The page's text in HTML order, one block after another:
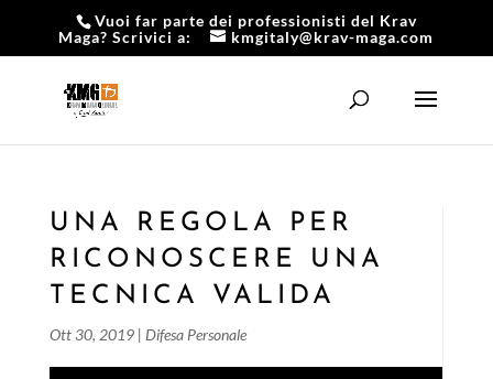
Vuoi far parte dei professionisti del Krav
Maga? Scrivici a:
kmgitaly@krav-maga.com
UNA REGOLA PER
RICONOSCERE UNA
TECNICA VALIDA
Ott 30, 2019| Difesa Personale